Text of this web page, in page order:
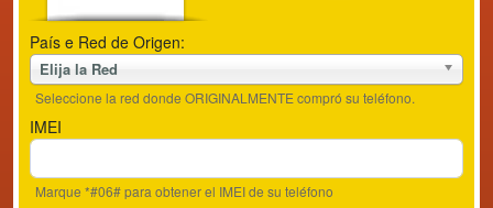
País e Red de Origen:
Elija la Red
Seleccione la red donde ORIGINALMENTE compró su teléfono.
IMEI
Marque *#06# para obtener el IMEI de su teléfono